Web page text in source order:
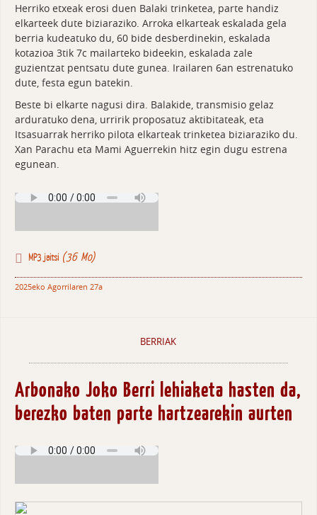
Herriko etxeak erosi duen Balaki trinketea, parte handiz
elkarteek dute biziaraziko. Arroka elkarteak eskalada gela
berria kudeatuko du, 60 bide desberdinekin, eskalada
kotazioa 3tik 7c mailarteko bideekin, eskalada zale
guzientzat pentsatu dute gunea. Irailaren 6an estrenatuko
dute, festa egun batekin.
Beste bi elkarte nagusi dira. Balakide, transmisio gelaz
arduratuko dena, urririk proposatuz aktibitateak, eta
Itsasuarrak herriko pilota elkarteak trinketea biziaraziko du.
Xan Parachu eta Mami Aguerrekin hitz egin dugu estrena
egunean.
MP3 jaitsi (36 Mo)
2025eko Agorrilaren 27a
BERRIAK
Arbonako Joko Berri lehiaketa hasten da,
berezko baten parte hartzearekin aurten